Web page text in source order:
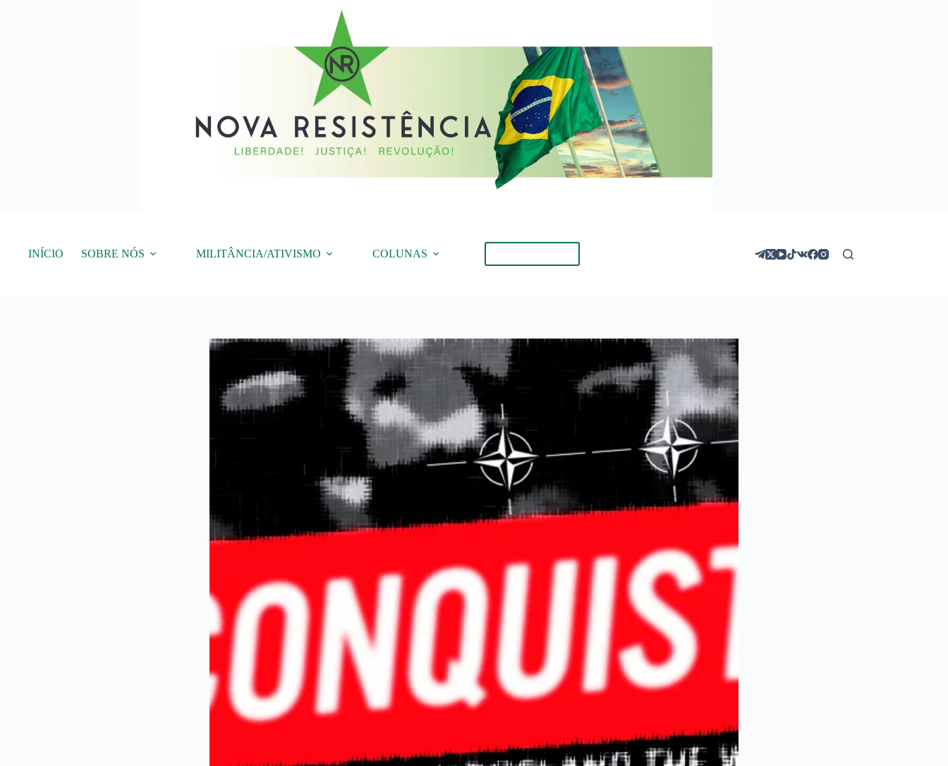
INÍCIO SOBRE NÓS MILITÂNCIA/ATIVISMO COLUNAS